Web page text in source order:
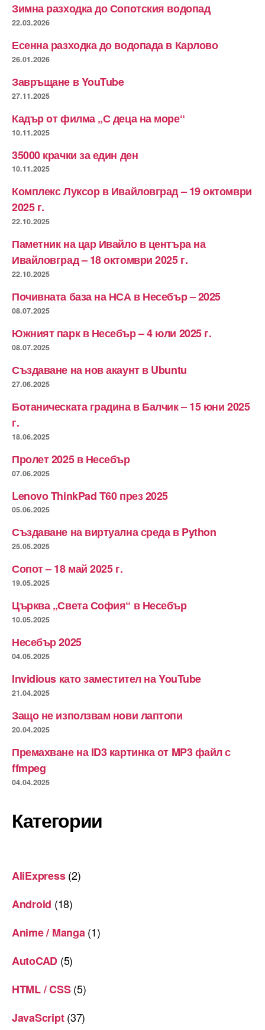
Зимна разходка до Сопотския водопад
22.03.2026
Есенна разходка до водопада в Карлово
26.01.2026
Завръщане в YouTube
27.11.2025
Кадър от филма „С деца на море“
10.11.2025
35000 крачки за един ден
10.11.2025
Комплекс Луксор в Ивайловград – 19 октомври
2025 г.
22.10.2025
Паметник на цар Ивайло в центъра на
Ивайловград – 18 октомври 2025 г.
22.10.2025
Почивната база на НСА в Несебър – 2025
08.07.2025
Южният парк в Несебър – 4 юли 2025 г.
08.07.2025
Създаване на нов акаунт в Ubuntu
27.06.2025
Ботаническата градина в Балчик – 15 юни 2025
г.
18.06.2025
Пролет 2025 в Несебър
07.06.2025
Lenovo ThinkPad T60 през 2025
05.06.2025
Създаване на виртуална среда в Python
25.05.2025
Сопот – 18 май 2025 г.
19.05.2025
Църква „Света София“ в Несебър
10.05.2025
Несебър 2025
04.05.2025
Invidious като заместител на YouTube
21.04.2025
Защо не използвам нови лаптопи
20.04.2025
Премахване на ID3 картинка от MP3 файл с
ffmpeg
04.04.2025
Категории
AliExpress(2)
Android (18)
Anime / Manga (1)
AutoCAD (5)
HTML / CSS(5)
JavaScript(37)